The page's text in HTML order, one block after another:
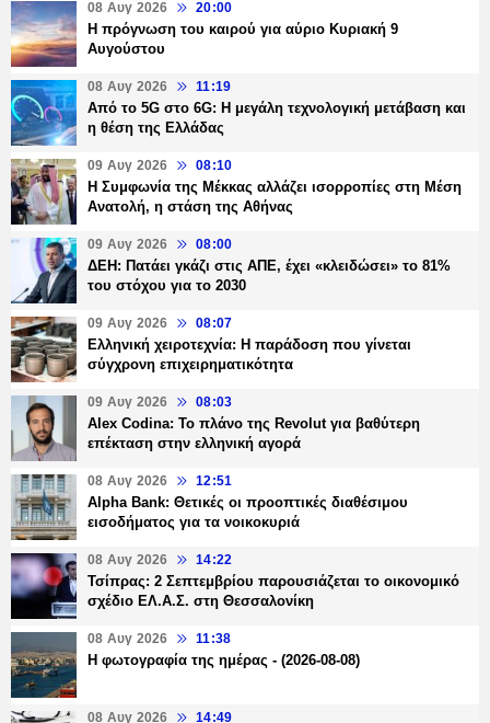
08 Αυγ 2026 20:00
Η πρόγνωση του καιρού για αύριο Κυριακή 9
Αυγούστου
08 Αυγ 2026 11:19
Από το 5G στο 6G: Η μεγάλη τεχνολογική μετάβαση και
η θέση της Ελλάδας
09 Αυγ 2026 08:10
Η Συμφωνία της Μέκκας αλλάζει ισορροπίες στη Μέση
Ανατολή, η στάση της Αθήνας
09 Αυγ 2026 08:00
ΔΕΗ: Πατάει γκάζι στις ΑΠΕ, έχει «κλειδώσει» το 81%
του στόχου για το 2030
09 Αυγ 2026 08:07
Ελληνική χειροτεχνία: Η παράδοση που γίνεται
σύγχρονη επιχειρηματικότητα
09 Αυγ 2026 08:03
Alex Codina: Το πλάνο της Revolut για βαθύτερη
επέκταση στην ελληνική αγορά
08 Αυγ 2026 12:51
Alpha Bank: Θετικές οι προοπτικές διαθέσιμου
εισοδήματος για τα νοικοκυριά
08 Αυγ 2026 14:22
Τσίπρας: 2 Σεπτεμβρίου παρουσιάζεται το οικονομικό
σχέδιο ΕΛ.Α.Σ. στη Θεσσαλονίκη
08 Αυγ 2026 11:38
Η φωτογραφία της ημέρας - (2026-08-08)
08 Αυγ 2026 14:49